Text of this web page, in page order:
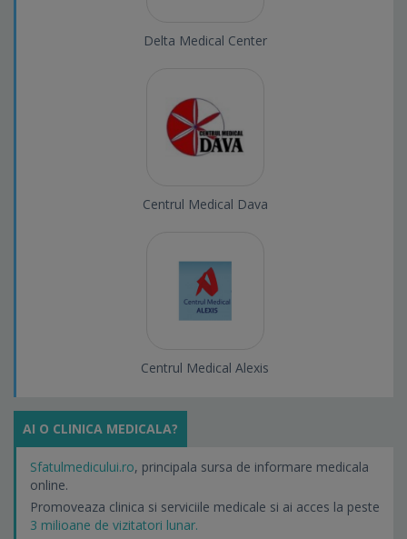
Delta Medical Center
Centrul Medical Dava
Centrul Medical Alexis
AI O CLINICA MEDICALA?
Sfatulmedicului.ro, principala sursa de informare medicala
online.
Promoveaza clinica si serviciile medicale si ai acces la peste
3 milioane de vizitatori lunar.